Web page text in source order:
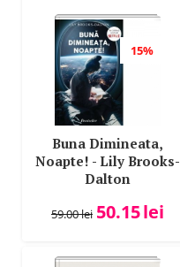
15%
Buna Dimineata,
Noapte! - Lily Brooks-
Dalton
59.00lei 50.15lei